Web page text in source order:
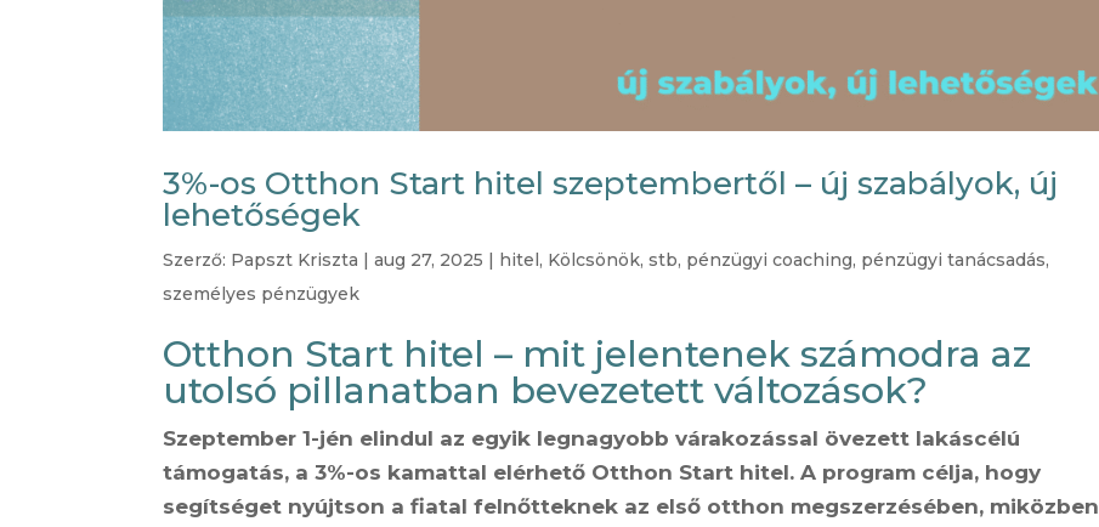
3%-os Otthon Start hitel szeptembertől – új szabályok, új
lehetőségek
Szerző: Papszt Kriszta |aug 27, 2025 | hitel, Kölcsönök, stb, pénzügyi coaching, pénzügyi tanácsadás,
személyes pénzügyek
Otthon Start hitel – mit jelentenek számodra az
utolsó pillanatban bevezetett változások?
Szeptember 1-jén elindul az egyik legnagyobb várakozással övezett lakáscélú
támogatás, a 3%-os kamattal elérhető Otthon Start hitel. A program célja, hogy
segítséget nyújtson a fiatal felnőtteknek az első otthon megszerzésében, miközben